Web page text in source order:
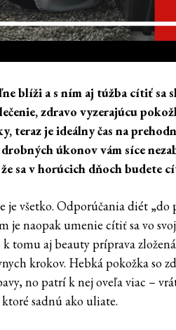
blíži a s ním aj túžba cítiť sa
zdravo vyzerajúcu
teraz je ideálny čas na
úkonov vám síce
sa v horúcich dňoch budete
je všetko. Odporúčania diét „do
je naopak umenie cítiť sa vo
k tomu aj beauty príprava
krokov. Hebká pokožka so
no patrí k nej oveľa viac –
sadnú ako uliate.